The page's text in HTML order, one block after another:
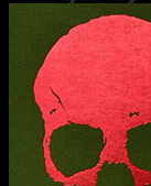
SORCELLERIE
MAGIE D'AMOUR
MAGIE ARABE